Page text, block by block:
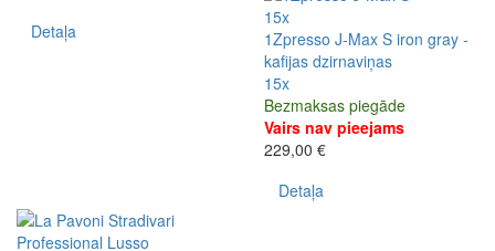
Detaļa
15x
1Zpresso J-Max S iron gray -
kafijas dzirnaviņas
15x
Bezmaksas piegāde
Vairs nav pieejams
229,00 €
Detaļa